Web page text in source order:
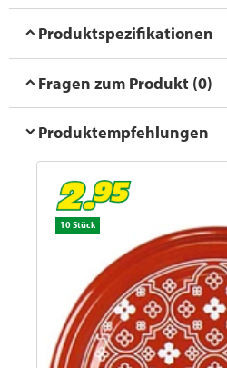
Produktspezifikationen
Fragen zum Produkt (0)
Produktempfehlungen
10 Stück